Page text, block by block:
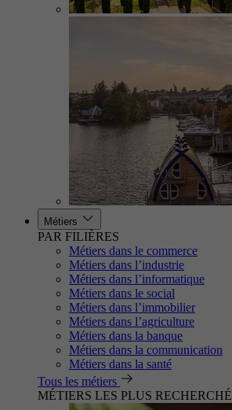
Métiers
PAR FILIÈRES
Métiers dans le commerce
Métiers dans l’industrie
Métiers dans l’informatique
Métiers dans le social
Métiers dans l’immobilier
Métiers dans l’agriculture
Métiers dans la banque
Métiers dans la communication
Métiers dans la santé
Tous les métiers
MÉTIERS LES PLUS